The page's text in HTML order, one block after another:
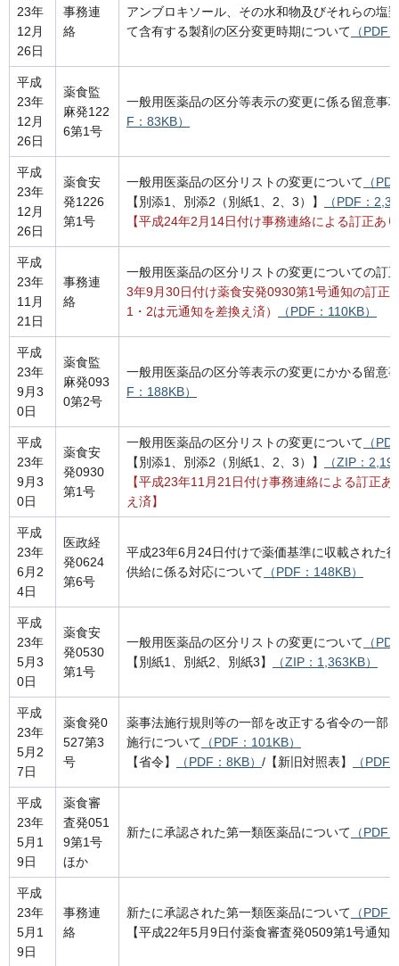
23年
12月
26日
事務連
絡
アンブロキソール、その水和物及びそれらの塩
て含有する製剤の区分変更時期について （PDF
平成
23年
12月
26日
薬食監
麻発122
6第1号
一般用医薬品の区分等表示の変更に係る留意事
F：83KB）
平成
23年
12月
26日
薬食安
発1226
第1号
一般用医薬品の区分リストの変更について （
【別添1、別添2（別紙1、2、3）】
（PDF：
【平成24年2月14日付け事務連絡による訂正あ
平成
23年
11月
21日
事務連
絡
一般用医薬品の区分リストの変更についての訂
3年9月30日付け薬食安発0930第1号通知の訂正
1・2は元通知を差換え済）
（PDF：110KB）
平成
23年
9月3
0日
薬食監
麻発093
0第2号
一般用医薬品の区分等表示の変更にかかる留意
F：188KB）
平成
23年
9月3
0日
薬食安
発0930
第1号
一般用医薬品の区分リストの変更について （
【別添1、別添2（別紙1、2、3）】
（ZIP：
【平成23年11月21日付け事務連絡による訂正
え済】
平成
23年
6月2
4日
医政経
発0624
第6号
平成23年6月24日付けで薬価基準に収載された
供給に係る対応について （PDF：148KB）
平成
23年
5月3
0日
薬食安
発0530
第1号
一般用医薬品の区分リストの変更について （
【別紙1、別紙2、別紙3】
（ZIP：1,363KB）
平成
23年
5月2
7日
薬食発0
527第3
号
薬事法施行規則等の一部を改正する省令の一部
施行について （PDF：101KB）
【省令】
（PDF：8KB） /【新旧対照表】 （PDF
平成
23年
5月1
9日
薬食審
査発051
9第1号
ほか
新たに承認された第一類医薬品について （PDF
平成
23年
5月1
9日
事務連
絡
新たに承認された第一類医薬品について （PDF
【平成22年5月9日付薬食審査発0509第1号通知